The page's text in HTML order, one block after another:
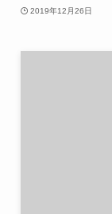
2019年12月26日